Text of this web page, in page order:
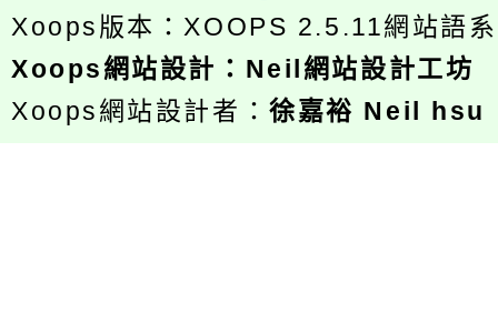
Xoops版本： XOOPS 2.5.11網站語
Xoops網站設計 ： Neil網站設計工坊
Xoops網站設計者：徐嘉裕 Neil hsu